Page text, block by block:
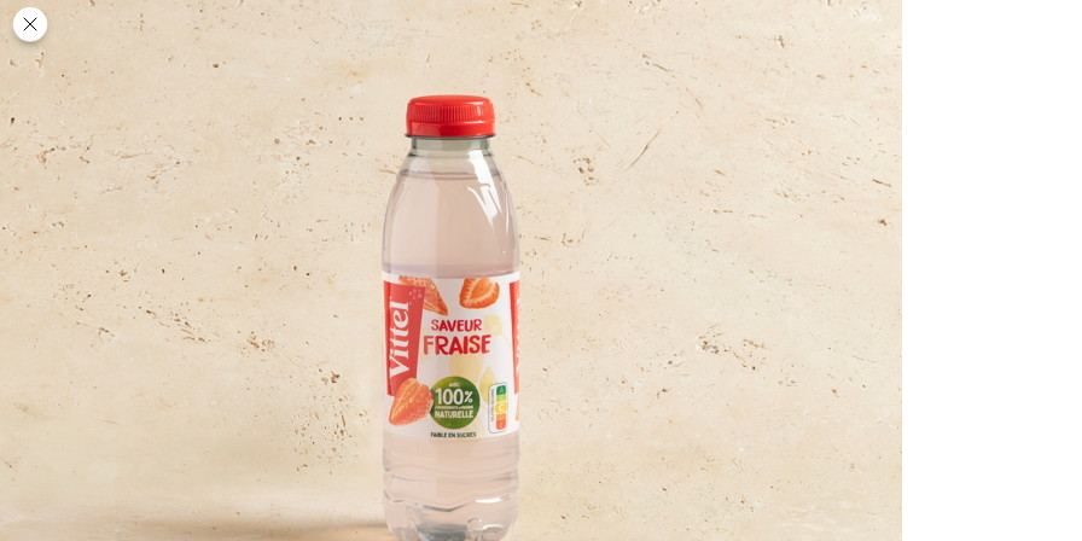
PAUSE
DÉJEUNER
TRAITEUR
CANTINE
DIGITALE
JEU
class’croute
Des recettes préparées chaque matin, juste à côté, depuis